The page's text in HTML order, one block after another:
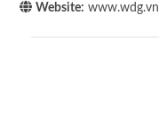
Website: www.wdg.vn